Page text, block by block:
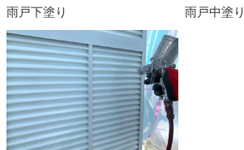
雨戸下塗り 雨戸中塗り